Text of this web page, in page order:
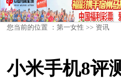
您当前的位置 ：第一女性 >> 资讯
小米手机8评